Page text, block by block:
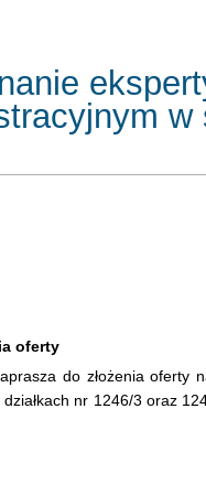
oferty
do złożenia oferty
nr 1246/3 oraz